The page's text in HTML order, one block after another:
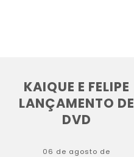
KAIQUE E FELIPE
LANÇAMENTO DE
DVD
06 de agosto de